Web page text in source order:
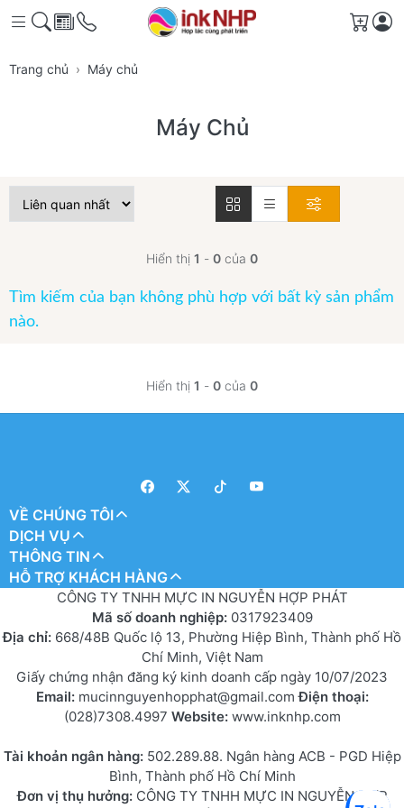
Giỏ
Trang chủ Máy chủ
Máy Chủ
Hiển thị 1 - 0 của 0
Tìm kiếm của bạn không phù hợp với bất kỳ sản phẩm
nào.
Hiển thị 1 - 0 của 0
VỀ CHÚNG TÔI
DỊCH VỤ
THÔNG TIN
HỖ TRỢ KHÁCH HÀNG
CÔNG TY TNHH MỰC IN NGUYỄN HỢP PHÁT
Mã số doanh nghiệp: 0317923409
Địa chỉ: 668/48B Quốc lộ 13, Phường Hiệp Bình, Thành phố Hồ
Chí Minh, Việt Nam
Giấy chứng nhận đăng ký kinh doanh cấp ngày 10/07/2023
Email: mucinnguyenhopphat@gmail.comĐiện thoại:
(028)7308.4997 Website: www.inknhp.com
Tài khoản ngân hàng: 502.289.88. Ngân hàng ACB - PGD Hiệp
Bình, Thành phố Hồ Chí Minh
Đơn vị thụ hưởng:CÔNG TY TNHH MỰC IN NGUYỄN HỢP